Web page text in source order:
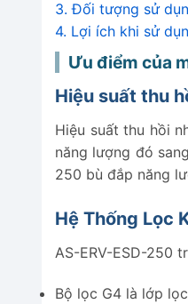
3. Đối tượng sử
4. Lợi ích khi sử
Ưu điểm của
Hiệu suất thu
Hiệu suất thu hồi
năng lượng đó
250 bù đắp năng
Hệ Thống Lọc
AS-ERV-ESD-250
Bộ lọc G4 là lớp